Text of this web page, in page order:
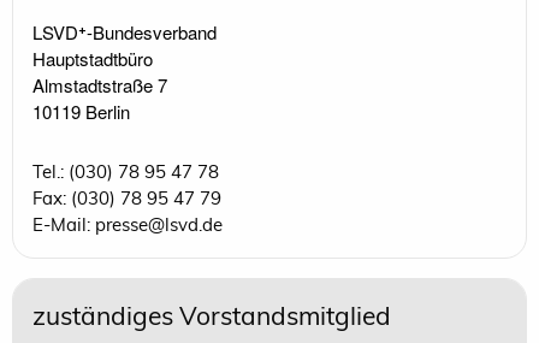
LSVD⁺-Bundesverband
Hauptstadtbüro
Almstadtstraße 7
10119 Berlin
Tel.: (030) 78 95 47 78
Fax: (030) 78 95 47 79
E-Mail: presse@lsvd.de
zuständiges Vorstandsmitglied